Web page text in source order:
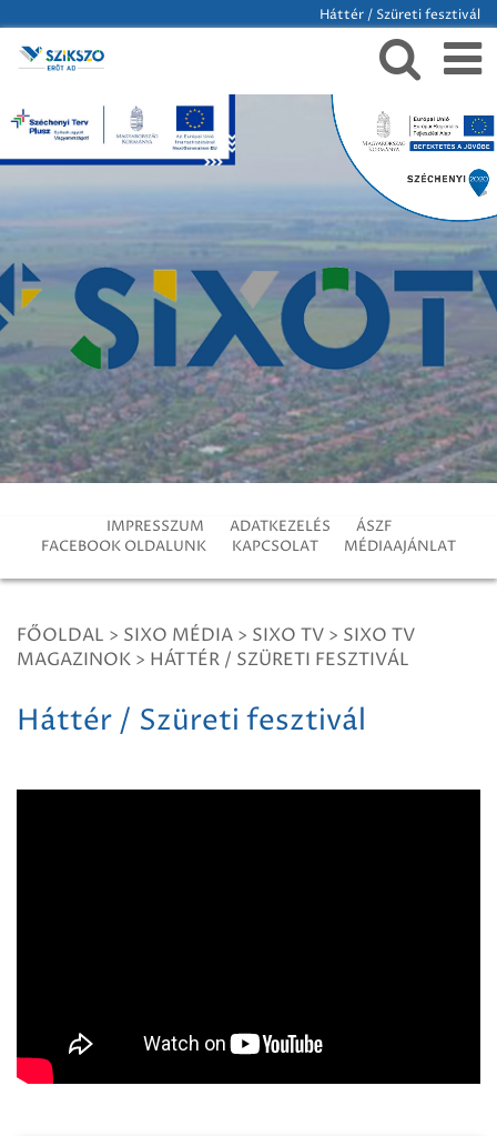
Háttér / Szüreti fesztivál
IMPRESSZUM ADATKEZELÉS
ÁSZF
FACEBOOK OLDALUNK
KAPCSOLAT MÉDIAAJÁNLAT
FŐOLDAL > SIXO MÉDIA > SIXO TV > SIXO TV
MAGAZINOK > HÁTTÉR / SZÜRETI FESZTIVÁL
Háttér / Szüreti fesztivál